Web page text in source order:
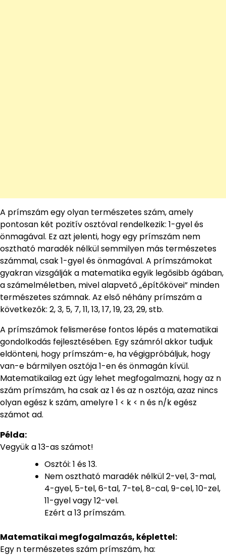
A prímszám egy olyan természetes szám, amely
pontosan két pozitív osztóval rendelkezik: 1-gyel és
önmagával. Ez azt jelenti, hogy egy prímszám nem
osztható maradék nélkül semmilyen más természetes
számmal, csak 1-gyel és önmagával. A prímszámokat
gyakran vizsgálják a matematika egyik legősibb ágában,
a számelméletben, mivel alapvető „építőkövei” minden
természetes számnak. Az első néhány prímszám a
következők: 2, 3, 5, 7, 11, 13, 17, 19, 23, 29, stb.
A prímszámok felismerése fontos lépés a matematikai
gondolkodás fejlesztésében. Egy számról akkor tudjuk
eldönteni, hogy prímszám-e, ha végigpróbáljuk, hogy
van-e bármilyen osztója 1-en és önmagán kívül.
Matematikailag ezt úgy lehet megfogalmazni, hogy az n
szám prímszám, ha csak az 1 és az n osztója, azaz nincs
olyan egész k szám, amelyre 1 < k < n és n/k egész
számot ad.
Példa:
Vegyük a 13-as számot!
Osztói: 1 és 13.
Nem osztható maradék nélkül 2-vel, 3-mal,
4-gyel, 5-tel, 6-tal, 7-tel, 8-cal, 9-cel, 10-zel,
11-gyel vagy 12-vel.
Ezért a 13 prímszám.
Matematikai megfogalmazás, képlettel:
Egy n természetes szám prímszám, ha: